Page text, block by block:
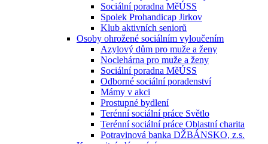
Sociální poradna MěÚSS
Spolek Prohandicap Jirkov
Klub aktivních seniorů
Osoby ohrožené sociálním vyloučením
Azylový dům pro muže a ženy
Noclehárna pro muže a ženy
Sociální poradna MěÚSS
Odborné sociální poradenství
Mámy v akci
Prostupné bydlení
Terénní sociální práce Světlo
Terénní sociální práce Oblastní charita
Potravinová banka DŽBÁNSKO, z.s.